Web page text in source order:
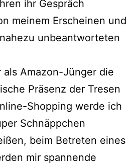
ihr Gespräch
meinem Erscheinen und
unbeantworteten
Amazon-Jünger die
Präsenz der Tresen
Shopping werde ich
Schnäppchen
beim Betreten eines
mir spannende